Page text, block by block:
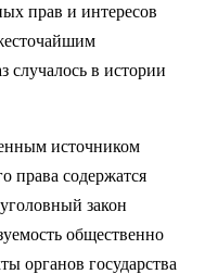
прав и интересов
случалось в истории
источником
права содержатся
закон
общественно
органов государства